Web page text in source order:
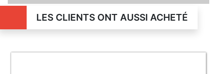
LES CLIENTS ONT AUSSI ACHETÉ